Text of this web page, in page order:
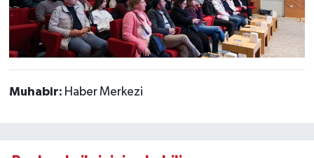
Muhabir: Haber Merkezi